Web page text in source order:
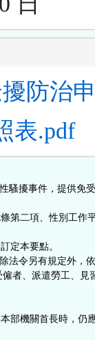
防治
表.pdf
騷擾事件，提供免
第二項、性別工作
定本要點。
法令另有規定外，
者、派遣勞工、見
部機關首長時，仍